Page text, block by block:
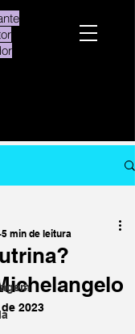
5 min de leitura
2023
de 5 estrelas.